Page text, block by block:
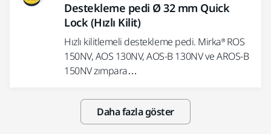
Destekleme pedi Ø 32 mm Quick
Lock (Hızlı Kilit)
Hızlı kilitlemeli destekleme pedi. Mirka® ROS
150NV, AOS 130NV, AOS-B 130NV ve AROS-B
150NV zımpara…
Daha fazla göster